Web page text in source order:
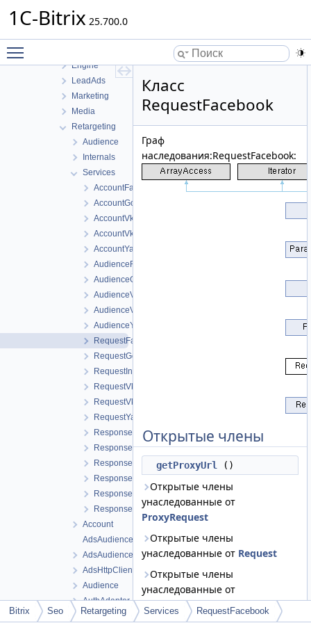
1C-Bitrix 25.700.0
Checkout
Engine
LeadAds
Marketing
Media
Retargeting
Audience
Internals
Services
AccountFacebook
AccountGoogle
AccountVkads
AccountVkontakte
AccountYandex
AudienceFacebook
AudienceGoogle
AudienceVkads
AudienceVkontakte
AudienceYandex
RequestFacebook
RequestGoogle
RequestInstagram
RequestVkads
RequestVkontakte
RequestYandex
ResponseFacebook
ResponseGoogle
ResponseInstagram
ResponseVkads
ResponseVkontakte
ResponseYandex
Account
AdsAudience
AdsAudienceConfig
AdsHttpClient
Audience
AuthAdapter
BaseApiObject
Класс
RequestFacebook
Граф
наследования:RequestFacebook:
Открытые члены
getProxyUrl ()
Открытые члены
унаследованные от
ProxyRequest
Открытые члены
унаследованные от Request
Открытые члены
унаследованные от
ParameterDictionary
Bitrix Seo Retargeting Services RequestFacebook